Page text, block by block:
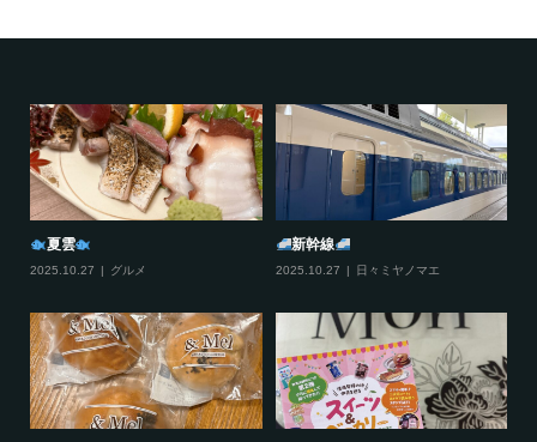
夏雲
2025.10.27 グルメ
新幹線
2025.10.27 日々ミヤノマエ